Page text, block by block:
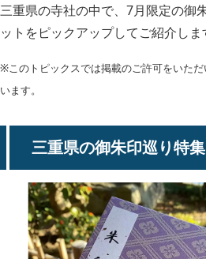
三重県の寺社の中で、7月限定の御
ットをピックアップしてご紹介しま
※このトピックスでは掲載のご許可をいた
います。
三重県の御朱印巡り特